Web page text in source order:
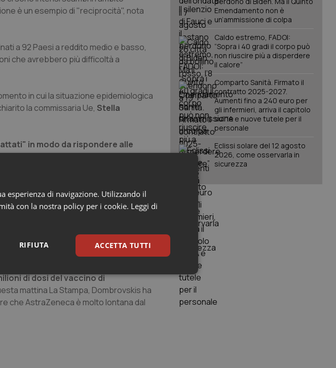
è un esempio di "reciprocità", nota
a 92 Paesi a reddito medio e basso,
che avrebbero più difficoltà a
in cui la situazione epidemiologica
la commissaria Ue, Stella
in modo da rispondere alle
al termine del Collegio dei
in quanto abbiamo assistito ad un
è la variante dominante nei
che in 19 Paesi membri dell'Ue
in crescita anche i decessi.
la commissaria Ue, secondo cui
accesso possibile ai vaccini.
di dosi del vaccino di
mattina La Stampa, Dombrovskis ha
che AstraZeneca è molto lontana dal
Emendamento non è
un’ammissione di colpa
Caldo estremo, FADOI:
“Sopra i 40 gradi il corpo può
non riuscire più a disperdere
il calore”
Comparto Sanità. Firmato il
contratto 2025-2027.
Aumenti fino a 240 euro per
gli infermieri, arriva il capitolo
sull'IA e nuove tutele per il
personale
Eclissi solare del 12 agosto
2026, come osservarla in
sicurezza
esperienza di navigazione. Utilizzando il
con la nostra policy per i cookie. Leggi di
ACCETTA TUTTI
RIFIUTA
Marketing